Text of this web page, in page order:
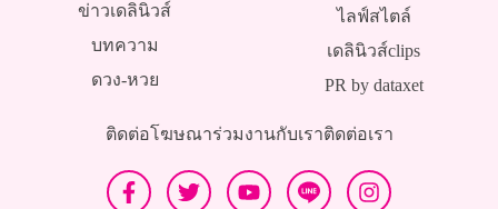
ข่าวเดลินิวส์
บทความ
ดวง-หวย
ไลฟ์สไตล์
เดลินิวส์clips
PR by dataxet
ติดต่อโฆษณาร่วมงานกับเราติดต่อเรา